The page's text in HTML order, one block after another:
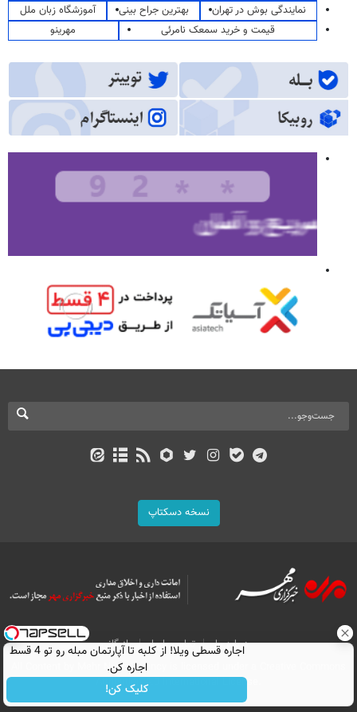
نمایندگی بوش در تهران
بهترین جراح بینی
آموزشگاه زبان ملل
قیمت و خرید سمعک نامرئی
مهرینو
نسخه دسکتاپ
درباره ما تماس با ما
بازرگانی
All Content by Mehr News Agency is licensed under a Creative Commons
Attribution 4.0 International License.
اجاره‌ قسطی ویلا! از کلبه تا آپارتمان مبله رو تو 4 قسط
اجاره کن.
کلیک کن!